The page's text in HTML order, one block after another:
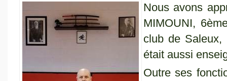
Nous avons
MIMOUNI,
club de Saleux,
était aussi
Outre ses